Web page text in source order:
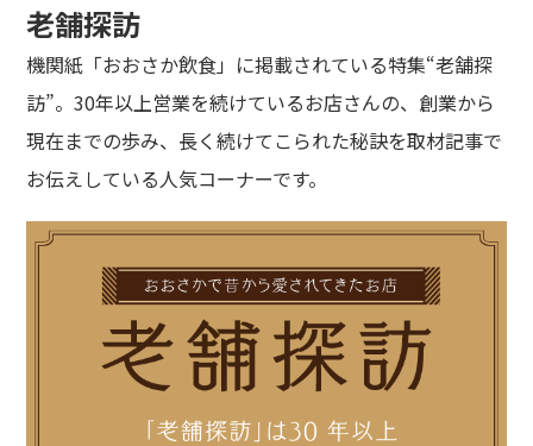
老舗探訪
機関紙「おおさか飲食」に掲載されている特集“老舗探
訪”。30年以上営業を続けているお店さんの、創業から
現在までの歩み、長く続けてこられた秘訣を取材記事で
お伝えしている人気コーナーです。